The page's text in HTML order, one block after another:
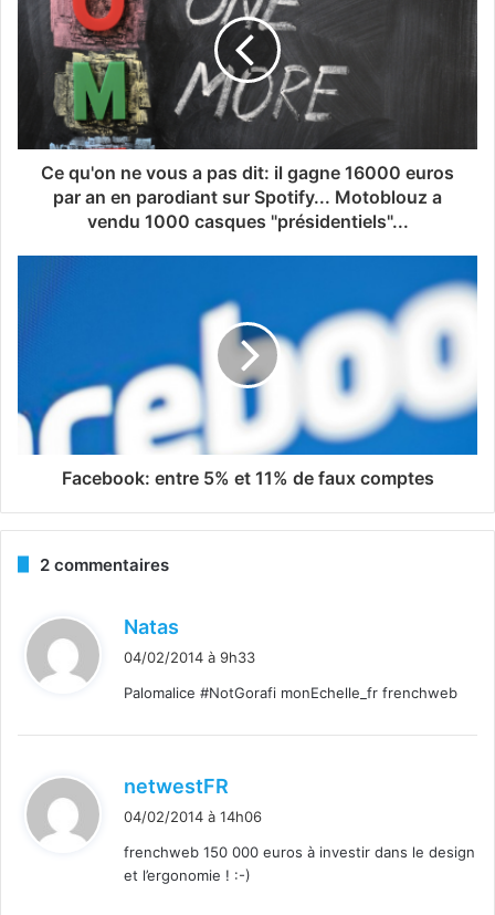
Ce qu'on ne vous a pas dit: il gagne 16000 euros
par an en parodiant sur Spotify... Motoblouz a
vendu 1000 casques "présidentiels"...
Facebook: entre 5% et 11% de faux comptes
2 commentaires
Natas
04/02/2014 à 9h33
Palomalice #NotGorafi monEchelle_fr frenchweb
netwestFR
04/02/2014 à 14h06
frenchweb 150 000 euros à investir dans le design
et l’ergonomie ! :-)